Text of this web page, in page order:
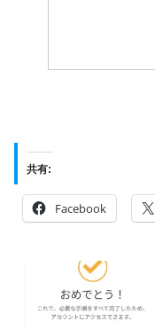
共有:
Facebook